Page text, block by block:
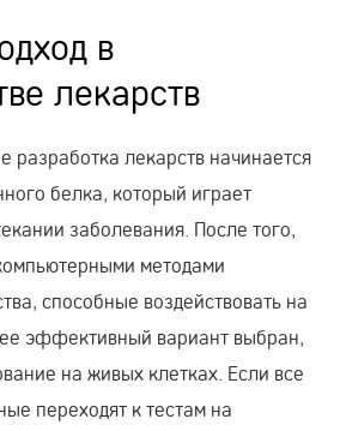
в
лекарств
разработка лекарств начинается
белка, который играет
заболевания. После того,
методами
способные воздействовать на
эффективный вариант выбран,
на живых клетках. Если все
переходят к тестам на